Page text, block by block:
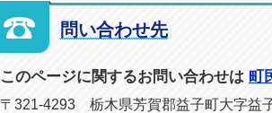
問い合わせ先
このページに関するお問い合わせは 町
〒321-4293 栃木県芳賀郡益子町大字益